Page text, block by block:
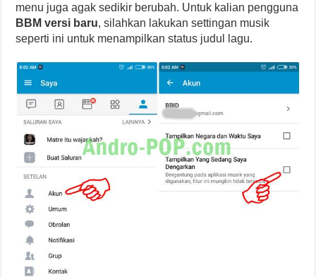
menu juga agak sedikir berubah. Untuk kalian pengguna
BBM versi baru, silahkan lakukan settingan musik
seperti ini untuk menampilkan status judul lagu.